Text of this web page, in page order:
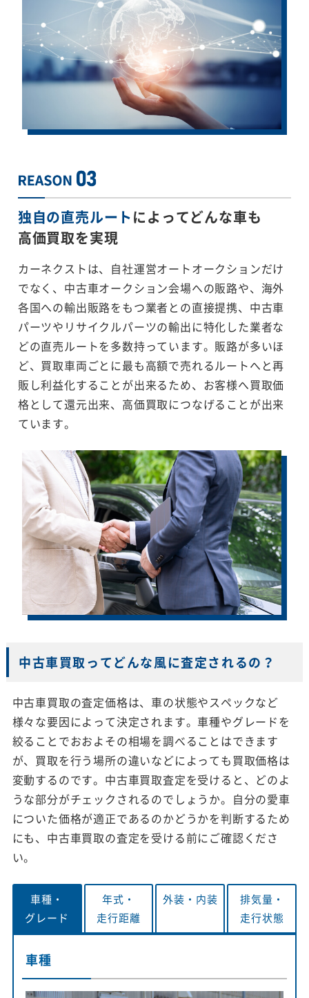
独自の直売ルートによってどんな車も
高価買取を実現
カーネクストは、自社運営オートオークションだけ
でなく、中古車オークション会場への販路や、海外
各国への輸出販路をもつ業者との直接提携、中古車
パーツやリサイクルパーツの輸出に特化した業者な
どの直売ルートを多数持っています。販路が多いほ
ど、買取車両ごとに最も高額で売れるルートへと再
販し利益化することが出来るため、お客様へ買取価
格として還元出来、高価買取につなげることが出来
ています。
中古車買取ってどんな風に査定されるの？
中古車買取の査定価格は、車の状態やスペックなど
様々な要因によって決定されます。車種やグレードを
絞ることでおおよその相場を調べることはできます
が、買取を行う場所の違いなどによっても買取価格は
変動するのです。中古車買取査定を受けると、どのよ
うな部分がチェックされるのでしょうか。自分の愛車
についた価格が適正であるのかどうかを判断するため
にも、中古車買取の査定を受ける前にご確認くださ
い。
車種・
グレード
年式・
走行距離
外装・ 内装
排気量・
走行状態
車種